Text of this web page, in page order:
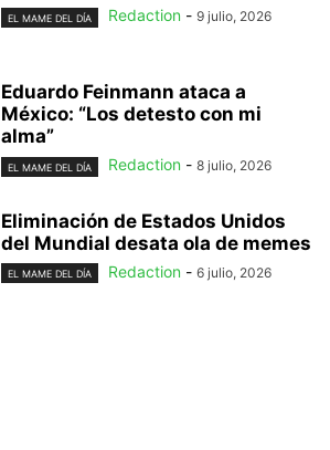
EL MAME DEL DÍA Redaction - 9 julio, 2026
Eduardo Feinmann ataca a
México: “Los detesto con mi
alma”
EL MAME DEL DÍA Redaction - 8 julio, 2026
Eliminación de Estados Unidos
del Mundial desata ola de memes
EL MAME DEL DÍA Redaction - 6 julio, 2026